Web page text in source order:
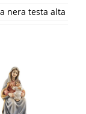
nera testa alta